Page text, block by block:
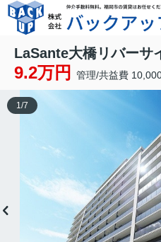
LaSante大橋リバーサ
9.2万円 管理/共益費
1/7